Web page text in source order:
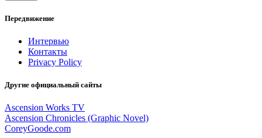
Передвижение
Интервью
Контакты
Privacy Policy
Другие официальный сайты
Ascension Works TV
Ascension Chronicles (Graphic Novel)
CoreyGoode.com